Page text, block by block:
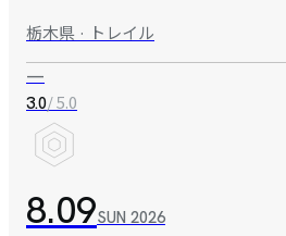
栃木県 · トレイル
—
3.0/ 5.0
8.09SUN 2026